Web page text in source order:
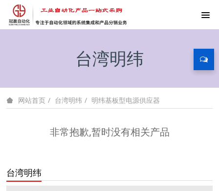
台湾明纬
网站首页 台湾明纬 明纬基板型电源供应器
非常抱歉,暂时没有相关产品
台湾明纬